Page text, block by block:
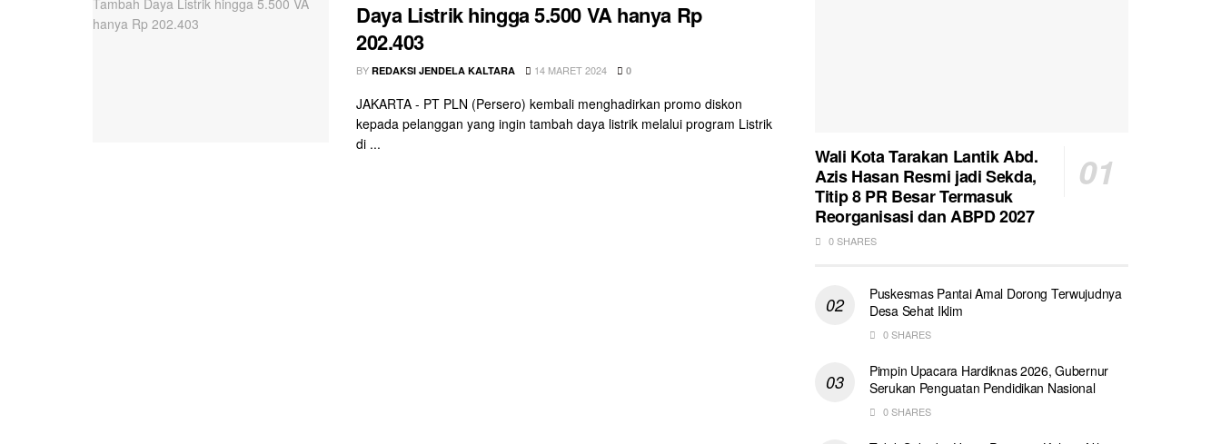
Daya Listrik hingga 5.500 VA hanya Rp
202.403
BY REDAKSI JENDELA KALTARA 14 MARET 2024 0
JAKARTA - PT PLN (Persero) kembali menghadirkan promo diskon
kepada pelanggan yang ingin tambah daya listrik melalui program Listrik
di ...
Wali Kota Tarakan Lantik Abd.
Azis Hasan Resmi jadi Sekda,
Titip 8 PR Besar Termasuk
Reorganisasi dan ABPD 2027
0 SHARES
Puskesmas Pantai Amal Dorong Terwujudnya
Desa Sehat Iklim
0 SHARES
Pimpin Upacara Hardiknas 2026, Gubernur
Serukan Penguatan Pendidikan Nasional
0 SHARES